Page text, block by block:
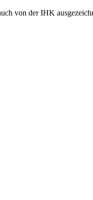
von der IHK